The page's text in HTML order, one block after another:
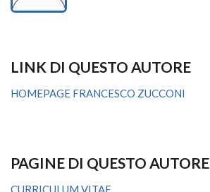
LINK DI QUESTO AUTORE
HOMEPAGE FRANCESCO ZUCCONI
PAGINE DI QUESTO AUTORE
CURRICULUM VITAE